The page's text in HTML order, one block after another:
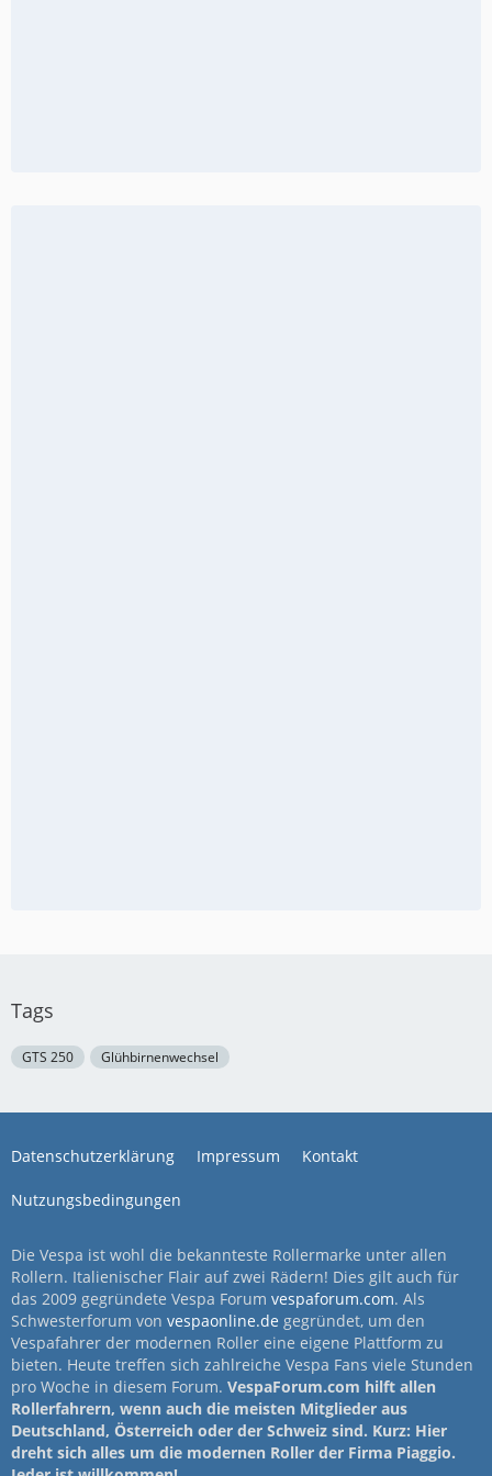
Tags
GTS 250 Glühbirnenwechsel
Datenschutzerklärung Impressum Kontakt
Nutzungsbedingungen
Die Vespa ist wohl die bekannteste Rollermarke unter allen
Rollern. Italienischer Flair auf zwei Rädern! Dies gilt auch für
das 2009 gegründete Vespa Forum vespaforum.com. Als
Schwesterforum von vespaonline.de gegründet, um den
Vespafahrer der modernen Roller eine eigene Plattform zu
bieten. Heute treffen sich zahlreiche Vespa Fans viele Stunden
pro Woche in diesem Forum. VespaForum.com hilft allen
Rollerfahrern, wenn auch die meisten Mitglieder aus
Deutschland, Österreich oder der Schweiz sind. Kurz: Hier
dreht sich alles um die modernen Roller der Firma Piaggio.